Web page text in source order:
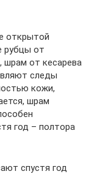
открытой
рубцы от
шрам от кесарева
следы
кожи,
шрам
год – полтора
спустя год